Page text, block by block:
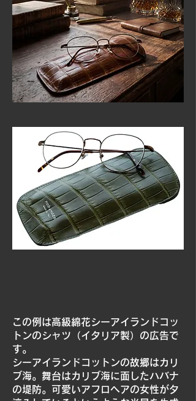
この例は高級綿花シーアイランドコッ
トンのシャツ（イタリア製）の広告で
す。
シーアイランドコットンの故郷はカリ
ブ海。舞台はカリブ海に面したハバナ
の堤防。可愛いアフロヘアの女性が夕